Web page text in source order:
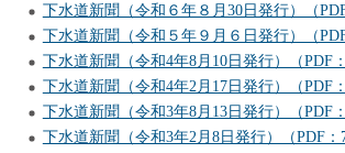
下水道新聞（令和６年８月30日発行）（PDF
下水道新聞（令和５年９月６日発行）（PDF
下水道新聞（令和4年8月10日発行）（PDF：
下水道新聞（令和4年2月17日発行）（PDF：
下水道新聞（令和3年8月13日発行）（PDF：
下水道新聞（令和3年2月8日発行）（PDF：